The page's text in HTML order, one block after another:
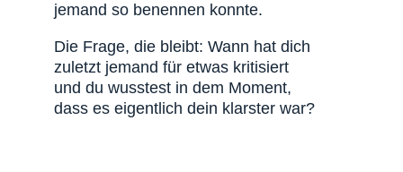
jemand so benennen konnte.
Die Frage, die bleibt: Wann hat dich
zuletzt jemand für etwas kritisiert
und du wusstest in dem Moment,
dass es eigentlich dein klarster war?